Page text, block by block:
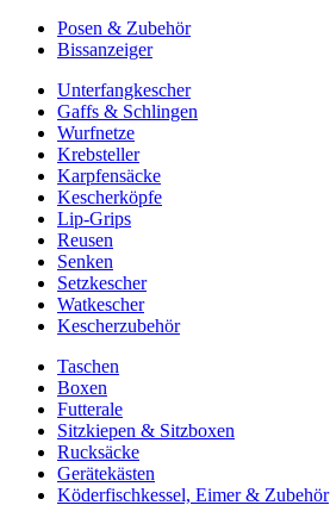
Posen & Zubehör
Bissanzeiger
Unterfangkescher
Gaffs & Schlingen
Wurfnetze
Krebsteller
Karpfensäcke
Kescherköpfe
Lip-Grips
Reusen
Senken
Setzkescher
Watkescher
Kescherzubehör
Taschen
Boxen
Futterale
Sitzkiepen & Sitzboxen
Rucksäcke
Gerätekästen
Köderfischkessel, Eimer & Zubehör